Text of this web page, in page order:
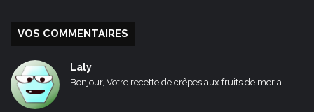
VOS COMMENTAIRES
Laly
Bonjour, Votre recette de crêpes aux fruits de mer a l...